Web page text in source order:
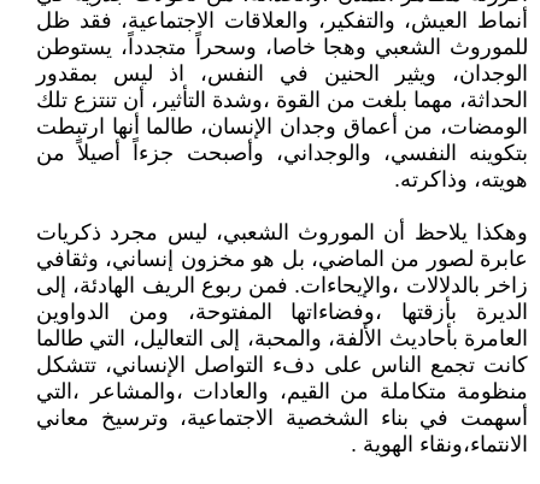
أنماط العيش، والتفكير، والعلاقات الاجتماعية، فقد ظل
للموروث الشعبي وهجا خاصا، وسحراً متجدداً، يستوطن
الوجدان، ويثير الحنين في النفس، اذ ليس بمقدور
الحداثة، مهما بلغت من القوة ،وشدة التأثير، أن تنتزع تلك
الومضات، من أعماق وجدان الإنسان، طالما أنها ارتبطت
بتكوينه النفسي، والوجداني، وأصبحت جزءاً أصيلاً من
هويته، وذاكرته.
وهكذا يلاحظ أن الموروث الشعبي، ليس مجرد ذكريات
عابرة لصور من الماضي، بل هو مخزون إنساني، وثقافي
زاخر بالدلالات ،والإيحاءات. فمن ربوع الريف الهادئة، إلى
الديرة بأزقتها ،وفضاءاتها المفتوحة، ومن الدواوين
العامرة بأحاديث الألفة، والمحبة، إلى التعاليل، التي طالما
كانت تجمع الناس على دفء التواصل الإنساني، تتشكل
منظومة متكاملة من القيم، والعادات ،والمشاعر ،التي
أسهمت في بناء الشخصية الاجتماعية، وترسيخ معاني
الانتماء،ونقاء الهوية .